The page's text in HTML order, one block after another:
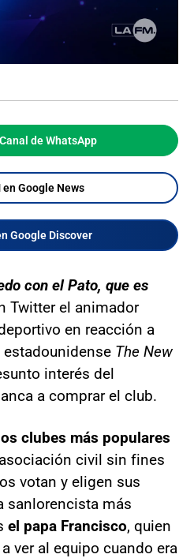
de WhatsApp
en Google News
Google Discover
con el Pato, que es
Twitter el animador
en reacción a
The New
interés del
a comprar el club.
clubes más populares
civil sin fines
votan y eligen sus
sanlorencista más
el papa Francisco, quien
ver al equipo cuando era